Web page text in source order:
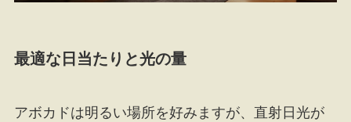
最適な日当たりと光の量
アボカドは明るい場所を好みますが、直射日光が